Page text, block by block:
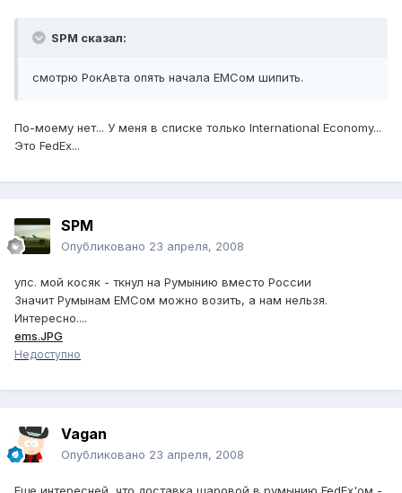
SPM сказал:
смотрю РокАвта опять начала ЕМСом шипить.
По-моему нет... У меня в списке только International Economy...
Это FedEx...
SPM
Опубликовано 23 апреля, 2008
упс. мой косяк - ткнул на Румынию вместо России
Значит Румынам ЕМСом можно возить, а нам нельзя.
Интересно....
ems.JPG
Недоступно
Vagan
Опубликовано 23 апреля, 2008